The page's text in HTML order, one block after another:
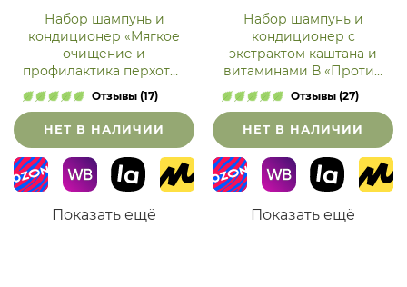
Набор шампунь и
кондиционер «Мягкое
очищение и
профилактика перхоти»
для ежедневного
применения
Отзывы (17)
НЕТ В НАЛИЧИИ
Показать ещё
Набор шампунь и
кондиционер с
экстрактом каштана и
витаминами В «Против
выпадения»
Отзывы (27)
НЕТ В НАЛИЧИИ
Показать ещё